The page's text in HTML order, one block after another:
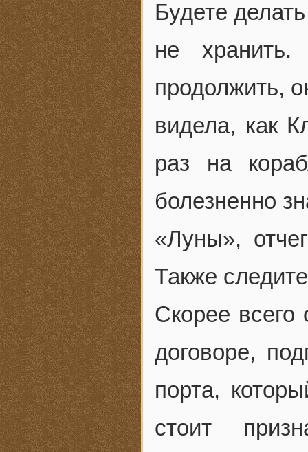
Будете
не
продолжить,
видела, как
раз на
болезненно
«Луны»,
Также
Скорее
договоре,
порта,
стоит